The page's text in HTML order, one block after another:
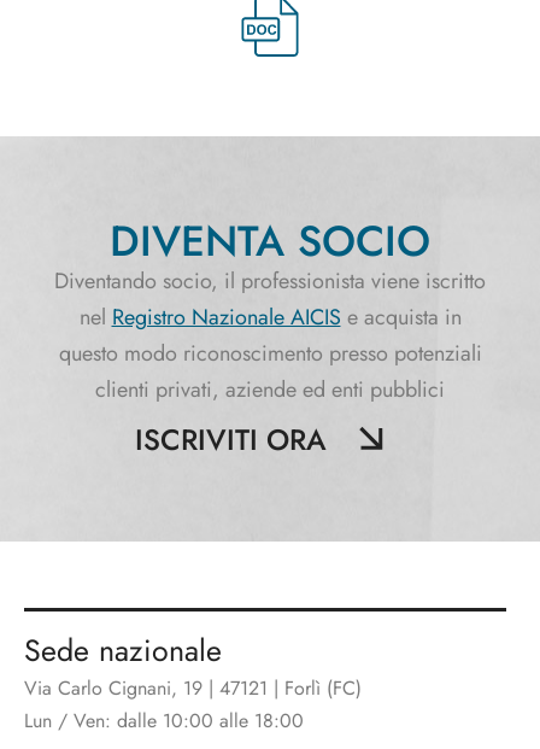
DIVENTA SOCIO
Diventando socio, il professionista viene iscritto
nel Registro Nazionale AICIS e acquista in
questo modo riconoscimento presso potenziali
clienti privati, aziende ed enti pubblici
ISCRIVITI ORA
Sede nazionale
Via Carlo Cignani, 19 | 47121 | Forlì (FC)
Lun / Ven: dalle 10:00 alle 18:00